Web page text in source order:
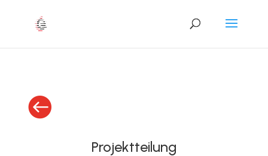

Projektteilung